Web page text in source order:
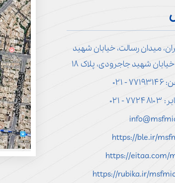
میدان رسالت، خیابان شهید
شهید جاجرودی، پلاک ۱۸
- ۰۲۱
- ۰۲۱
https://ble.ir/
https://eitaa.com/
https://rubika.ir/